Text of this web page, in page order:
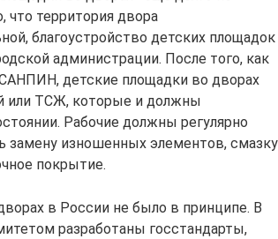
что территория двора
благоустройство детских площадок
администрации. После того, как
детские площадки во дворах
или ТСЖ, которые и должны
Рабочие должны регулярно
замену изношенных элементов, смазку
покрытие.
в России не было в принципе. В
разработаны госстандарты,